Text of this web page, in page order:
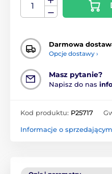
Darmowa
Opcje dostawy ›
Masz pytanie?
Napisz do nas
Kod produktu: P25717
Informacje o sprzedającym